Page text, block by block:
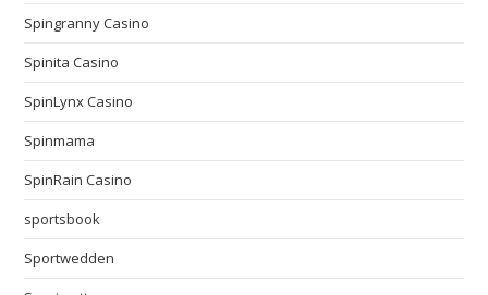
Spingranny Casino
Spinita Casino
SpinLynx Casino
Spinmama
SpinRain Casino
sportsbook
Sportwedden